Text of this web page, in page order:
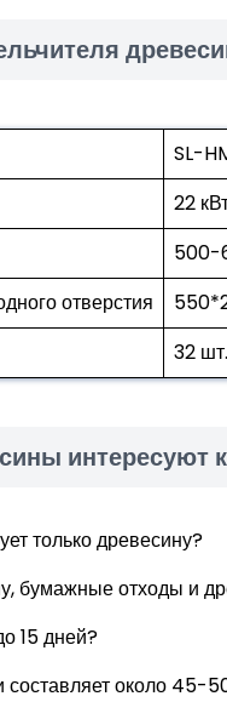
SL-
22
500-
отверстия
32 шт.
интересуют
только древесину?
бумажные отходы и
15 дней?
составляет около 45-